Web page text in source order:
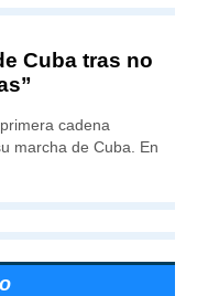
Cuba tras no
cadena
marcha de Cuba. En